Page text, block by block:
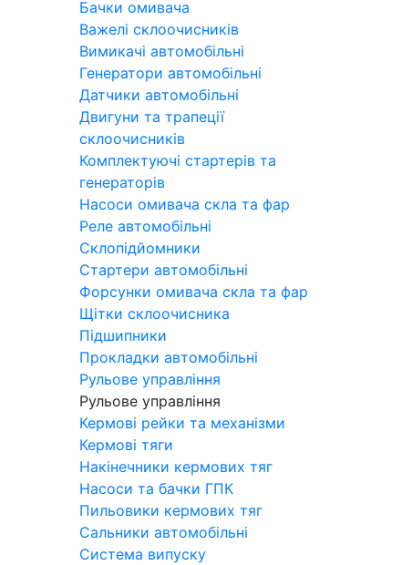
Бачки омивача
Важелі склоочисників
Вимикачі автомобільні
Генератори автомобільні
Датчики автомобільні
Двигуни та трапеції
склоочисників
Комплектуючі стартерів та
генераторів
Насоси омивача скла та фар
Реле автомобільні
Склопідйомники
Стартери автомобільні
Форсунки омивача скла та фар
Щітки склоочисника
Підшипники
Прокладки автомобільні
Рульове управління
Рульове управління
Кермові рейки та механізми
Кермові тяги
Накінечники кермових тяг
Насоси та бачки ГПК
Пильовики кермових тяг
Сальники автомобільні
Система випуску